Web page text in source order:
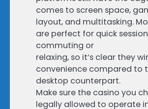
comes to screen space,
layout, and multitasking.
are perfect for quick
commuting or
relaxing, so it’s clear they
convenience compared to
desktop counterpart.
Make sure the casino you
legally allowed to operate